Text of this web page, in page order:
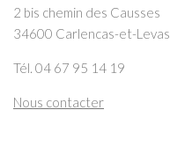
2 bis chemin des Causses
34600 Carlencas-et-Levas
Tél. 04 67 95 14 19
Nous contacter